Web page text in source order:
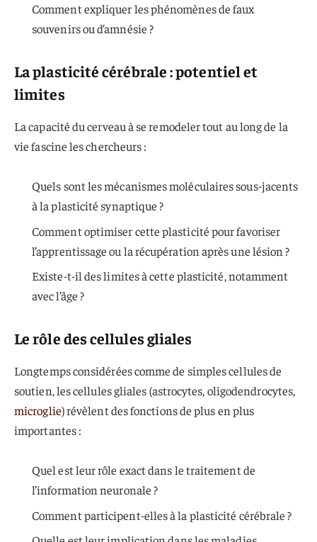
Comment expliquer les phénomènes de faux
souvenirs ou d’amnésie ?
La plasticité cérébrale : potentiel et
limites
La capacité du cerveau à se remodeler tout au long de la
vie fascine les chercheurs :
Quels sont les mécanismes moléculaires sous-jacents
à la plasticité synaptique ?
Comment optimiser cette plasticité pour favoriser
l’apprentissage ou la récupération après une lésion ?
Existe-t-il des limites à cette plasticité, notamment
avec l’âge ?
Le rôle des cellules gliales
Longtemps considérées comme de simples cellules de
soutien, les cellules gliales (astrocytes, oligodendrocytes,
microglie) révèlent des fonctions de plus en plus
importantes :
Quel est leur rôle exact dans le traitement de
l’information neuronale ?
Comment participent-elles à la plasticité cérébrale ?